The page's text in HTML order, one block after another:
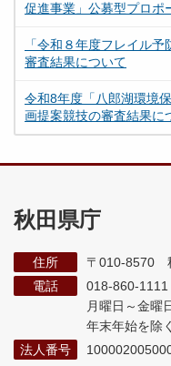
促進事業」公募型プロポ
「令和８年度フレイル
審査結果について
令和8年度「八郎湖環境
画提案競技の審査結果に
秋田県庁
住所
〒010-8570
電話
018-860-1111
月曜日～金曜
年末年始を除
法人番号